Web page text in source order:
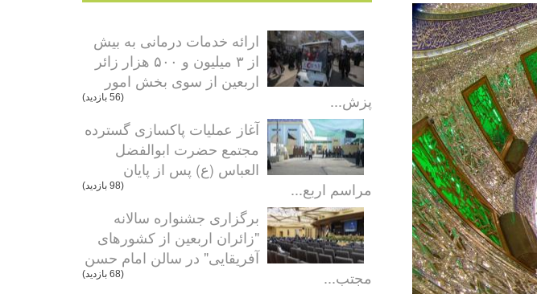
ارائه خدمات درمانی به بیش
از ۳ میلیون و ۵۰۰ هزار زائر
اربعین از سوی بخش امور
پزش...
(56 بازدید)
آغاز عملیات پاکسازی گسترده
مجتمع حضرت ابوالفضل
العباس (ع) پس از پایان
مراسم اربع...
(98 بازدید)
برگزاری جشنواره سالانه
"زائران اربعین از کشورهای
آفریقایی" در سالن امام حسن
مجتب...
(68 بازدید)